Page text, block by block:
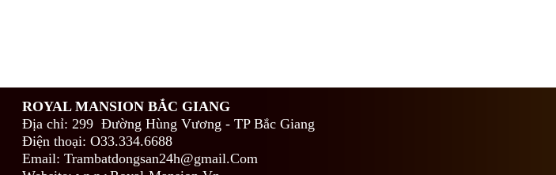
ROYAL MANSION BẮC GIANG
Địa chỉ: 299 Đường Hùng Vương - TP Bắc Giang
Điện thoại: O33.334.6688
Email: Trambatdongsan24h@gmail.Com